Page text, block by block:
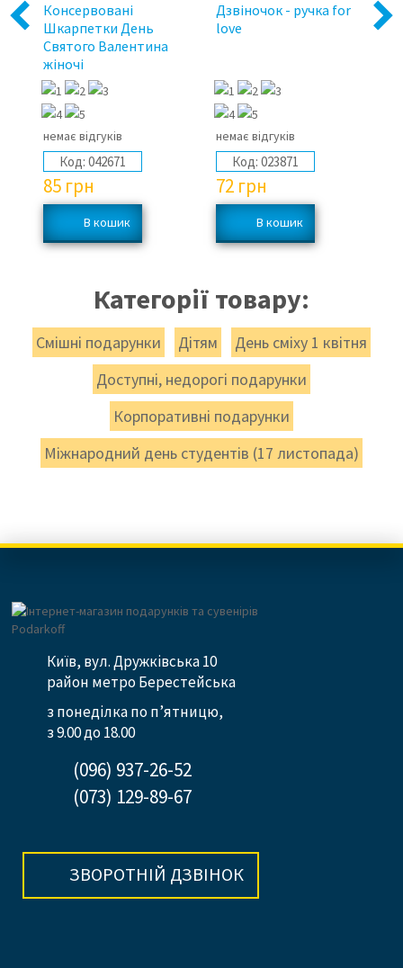
PreviousКонсервовані
Шкарпетки День
Святого Валентина
жіночі
немає відгуків
Код: 042671
85 грн
Дзвіночок - ручка for
love
немає відгуків
Код: 023871
72 грн
Next
Категорії товару:
Смішні подарунки Дітям
День сміху 1 квітня
Доступні, недорогі подарунки
Корпоративні подарунки
Міжнародний день студентів (17 листопада)
Київ, вул. Дружківська 10
район метро Берестейська
з понеділка по п’ятницю,
з 9.00 до 18.00
(096) 937-26-52
(073) 129-89-67
ЗВОРОТНІЙ ДЗВІНОК